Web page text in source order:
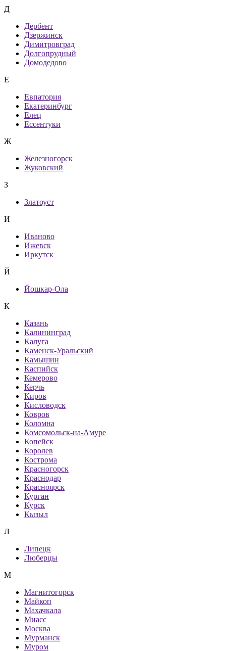
Д
Дербент
Дзержинск
Димитровград
Долгопрудный
Домодедово
Е
Евпатория
Екатеринбург
Елец
Ессентуки
Ж
Железногорск
Жуковский
З
Златоуст
И
Иваново
Ижевск
Иркутск
Й
Йошкар-Ола
К
Казань
Калининград
Калуга
Каменск-Уральский
Камышин
Каспийск
Кемерово
Керчь
Киров
Кисловодск
Ковров
Коломна
Комсомольск-на-Амуре
Копейск
Королев
Кострома
Красногорск
Краснодар
Красноярск
Курган
Курск
Кызыл
Л
Липецк
Люберцы
М
Магнитогорск
Майкоп
Махачкала
Миасс
Москва
Мурманск
Муром